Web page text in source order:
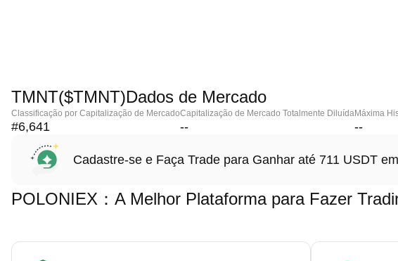
TMNT($TMNT)Dados de Mercado
Classificação por Capitalização de Mercado
#6,641
Capitalização de Mercado Totalmente Diluída
--
Máxima
--
Cadastre-se e Faça Trade para Ganhar até 711 USDT
POLONIEX：A Melhor Plataforma para Fazer